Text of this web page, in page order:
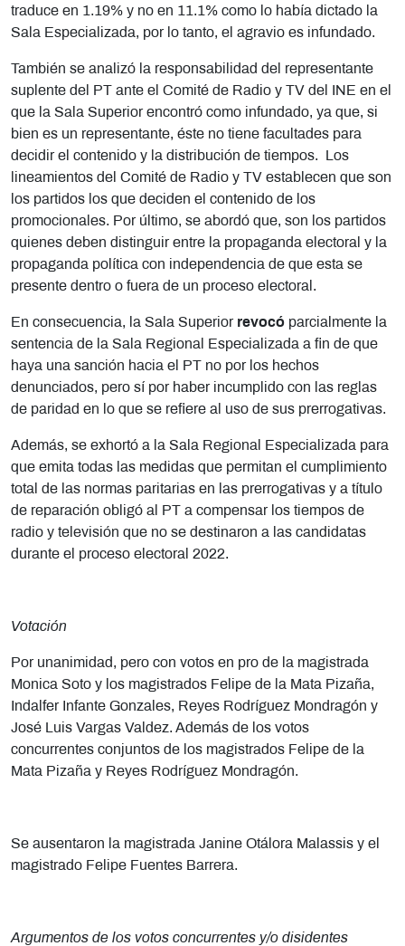
traduce en 1.19% y no en 11.1% como lo había dictado la
Sala Especializada, por lo tanto, el agravio es infundado.
También se analizó la responsabilidad del representante
suplente del PT ante el Comité de Radio y TV del INE en el
que la Sala Superior encontró como infundado, ya que, si
bien es un representante, éste no tiene facultades para
decidir el contenido y la distribución de tiempos. Los
lineamientos del Comité de Radio y TV establecen que son
los partidos los que deciden el contenido de los
promocionales. Por último, se abordó que, son los partidos
quienes deben distinguir entre la propaganda electoral y la
propaganda política con independencia de que esta se
presente dentro o fuera de un proceso electoral.
En consecuencia, la Sala Superior revocó parcialmente la
sentencia de la Sala Regional Especializada a fin de que
haya una sanción hacia el PT no por los hechos
denunciados, pero sí por haber incumplido con las reglas
de paridad en lo que se refiere al uso de sus prerrogativas.
Además, se exhortó a la Sala Regional Especializada para
que emita todas las medidas que permitan el cumplimiento
total de las normas paritarias en las prerrogativas y a título
de reparación obligó al PT a compensar los tiempos de
radio y televisión que no se destinaron a las candidatas
durante el proceso electoral 2022.
Votación
Por unanimidad, pero con votos en pro de la magistrada
Monica Soto y los magistrados Felipe de la Mata Pizaña,
Indalfer Infante Gonzales, Reyes Rodríguez Mondragón y
José Luis Vargas Valdez. Además de los votos
concurrentes conjuntos de los magistrados Felipe de la
Mata Pizaña y Reyes Rodríguez Mondragón.
Se ausentaron la magistrada Janine Otálora Malassis y el
magistrado Felipe Fuentes Barrera.
Argumentos de los votos concurrentes y/o disidentes